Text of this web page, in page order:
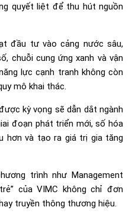
quyết liệt để thu hút nguồn
đầu tư vào cảng nước sâu,
chuỗi cung ứng xanh và vận
lực cạnh tranh không còn
mô khai thác.
kỳ vọng sẽ dẫn dắt ngành
đoạn phát triển mới, số hóa
hơn và tạo ra giá trị gia tăng
trình như Management
của VIMC không chỉ đơn
truyền thông thương hiệu.